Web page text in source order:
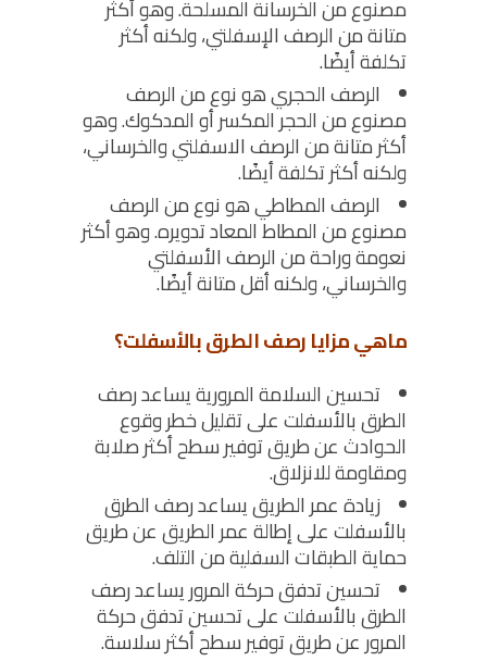
مصنوع من الخرسانة المسلحة. وهو أكثر
متانة من الرصف الإسفلتي، ولكنه أكثر
تكلفة أيضًا.
الرصف الحجريهو نوع من الرصف
مصنوع من الحجر المكسر أو المدكوك. وهو
أكثر متانة من الرصف الاسفلتي والخرساني،
ولكنه أكثر تكلفة أيضًا.
الرصف المطاطيهو نوع من الرصف
مصنوع من المطاط المعاد تدويره. وهو أكثر
نعومة وراحة من الرصف الأسفلتي
والخرساني، ولكنه أقل متانة أيضًا.
ماهي مزايا رصف الطرق بالأسفلت؟
تحسين السلامة المرورية يساعد رصف
الطرق بالأسفلت على تقليل خطر وقوع
الحوادث عن طريق توفير سطح أكثر صلابة
ومقاومة للانزلاق.
زيادة عمر الطريق يساعد رصف الطرق
بالأسفلت على إطالة عمر الطريق عن طريق
حماية الطبقات السفلية من التلف.
تحسين تدفق حركة المرور يساعد رصف
الطرق بالأسفلت على تحسين تدفق حركة
المرور عن طريق توفير سطح أكثر سلاسة.